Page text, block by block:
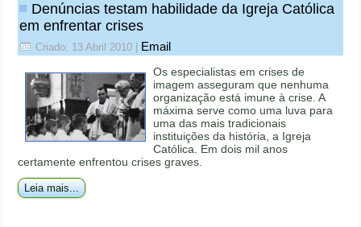
Denúncias testam habilidade da Igreja Católica
em enfrentar crises
Criado: 13 Abril 2010 Email
Os especialistas em crises de
imagem asseguram que nenhuma
organização está imune à crise. A
máxima serve como uma luva para
uma das mais tradicionais
instituições da história, a Igreja
Católica. Em dois mil anos
certamente enfrentou crises graves.
Leia mais...